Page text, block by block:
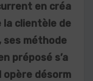
en créa
la clientèle de
ses méthode
préposé s’a
opère désorm